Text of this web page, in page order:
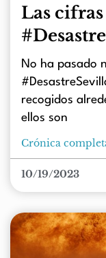
Las
No ha pasado
recogidos
ellos son
Crónica
10/19/2023